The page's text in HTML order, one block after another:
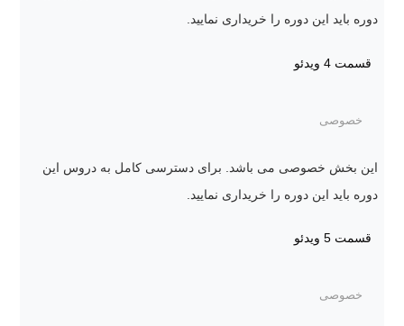
دوره باید این دوره را خریداری نمایید.
قسمت 4 ویدئو
خصوصی
این بخش خصوصی می باشد. برای دسترسی کامل به دروس این
دوره باید این دوره را خریداری نمایید.
قسمت 5 ویدئو
خصوصی